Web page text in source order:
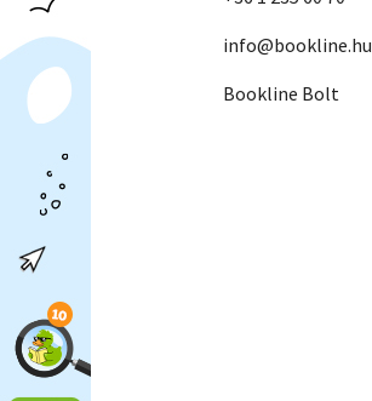
info@bookline.hu
Bookline Bolt